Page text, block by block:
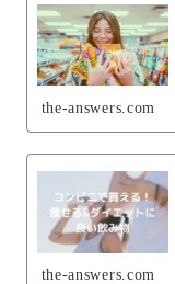
the-answers.com
the-answers.com